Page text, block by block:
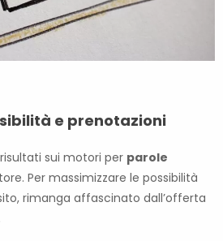
e prenotazioni
sui motori per parole
Per massimizzare le possibilità
rimanga affascinato dall’offerta